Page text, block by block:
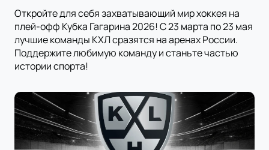
Откройте для себя захватывающий мир хоккея на
плей-офф Кубка Гагарина 2026! С 23 марта по 23 мая
лучшие команды КХЛ сразятся на аренах России.
Поддержите любимую команду и станьте частью
истории спорта!